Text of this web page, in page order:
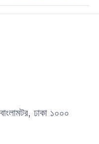
ঢাকা ১০০০